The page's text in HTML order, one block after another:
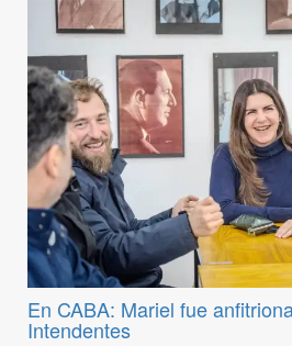
En CABA: Mariel fue
Intendentes